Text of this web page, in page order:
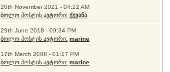
20th November 2021 - 04:22 AM
ბოლო პოსტის ავტორი: ქევანა
29th June 2018 - 09:34 PM
ბოლო პოსტის ავტორი: marine
17th March 2008 - 01:17 PM
ბოლო პოსტის ავტორი: marine